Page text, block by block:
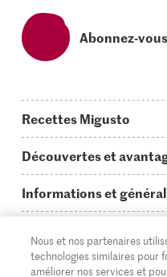
Abonnez-
Recettes Migusto
Idées de menus
Plats principaux
Simple & vite prêt
Découvertes et
On en parle...
Tutoriels
Informations et
Questions concernant
Cuisiner avec Migusto
Supermarché
Nous et nos partenaires
technologies similaires pour
améliorer nos services et